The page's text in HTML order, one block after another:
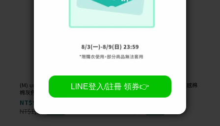
(M) uniqlo jeans 棉質高腰牛仔純
棉灰色短褲
NT$99
NT$1,000
(F) 【唐玲私服】修身短版質感棉
質露空針織白色長袖上衣